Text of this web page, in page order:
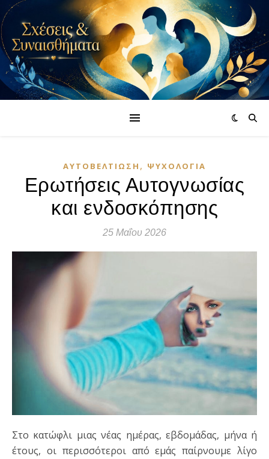
ΑΥΤΟΒΕΛΤΊΩΣΗ , ΨΥΧΟΛΟΓΊΑ
Ερωτήσεις Αυτογνωσίας
και ενδοσκόπησης
25 Μαΐου 2026
Στο κατώφλι μιας νέας ημέρας, εβδομάδας, μήνα ή
έτους, οι περισσότεροι από εμάς παίρνουμε λίγο